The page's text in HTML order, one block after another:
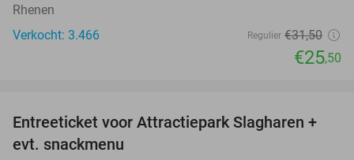
Rhenen
Verkocht: 3.466
Regulier €31,50
€25,50
41%
Entreeticket voor Attractiepark Slagharen +
evt. snackmenu